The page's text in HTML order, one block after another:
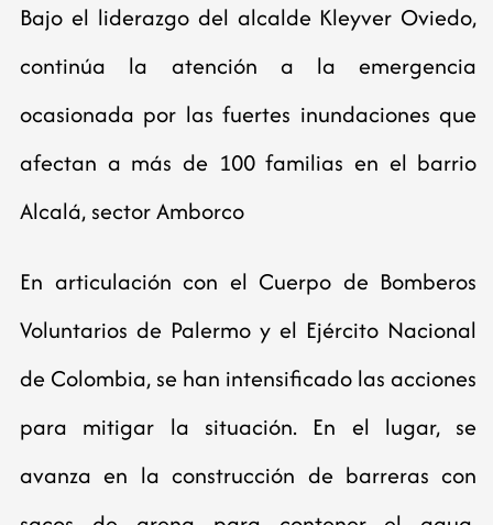
Bajo el liderazgo del alcalde Kleyver Oviedo,
continúa la atención a la emergencia
ocasionada por las fuertes inundaciones que
afectan a más de 100 familias en el barrio
Alcalá, sector Amborco
En articulación con el Cuerpo de Bomberos
Voluntarios de Palermo y el Ejército Nacional
de Colombia, se han intensificado las acciones
para mitigar la situación. En el lugar, se
avanza en la construcción de barreras con